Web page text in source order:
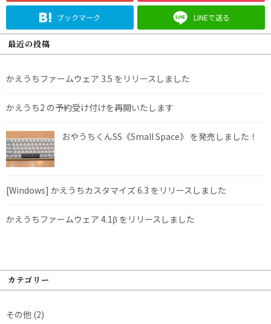
ブックマーク LINEで送る
最近の投稿
かえうちファームウェア 3.5 をリリースしました
かえうち2 の予約受け付けを再開いたします
おやうちくんSS《Small Space》 を発売しました！
[Windows] かえうちカスタマイズ 6.3 をリリースしました
かえうちファームウェア 4.1β をリリースしました
カテゴリー
その他 (2)